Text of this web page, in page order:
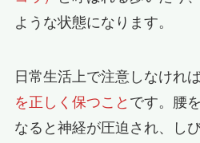
ような状態になります。
日常生活上で注意しなけれ
を正しく保つこと です。腰
なると神経が圧迫され、し